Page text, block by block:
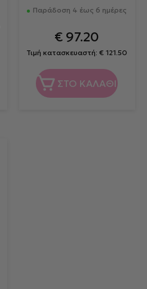
Παράδοση 4 έως 6 ημέρες
€ 97.20
Τιμή κατασκευαστή:€ 121.50
ΣΤΟ ΚΑΛΑΘΙ